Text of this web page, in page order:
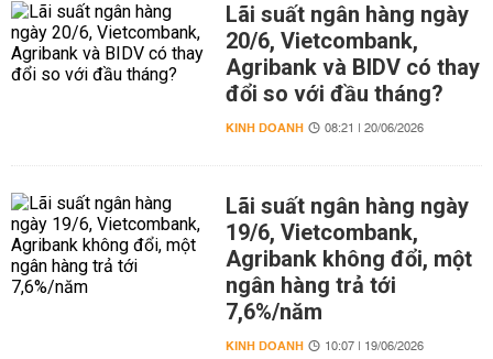
Lãi suất ngân hàng ngày
20/6, Vietcombank,
Agribank và BIDV có thay
đổi so với đầu tháng?
KINH DOANH 08:21 | 20/06/2026
Lãi suất ngân hàng ngày
19/6, Vietcombank,
Agribank không đổi, một
ngân hàng trả tới
7,6%/năm
KINH DOANH 10:07 | 19/06/2026